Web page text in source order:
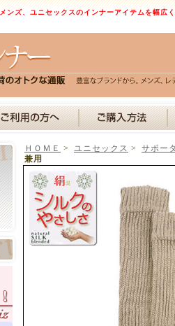
ンズ、ユニセックスのインナーアイテムを幅広
ＨＯＭＥ > ユニセックス >
サポー
兼用